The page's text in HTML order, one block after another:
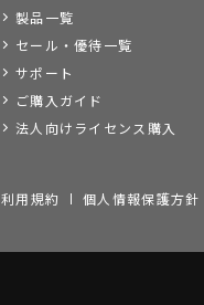
製品一覧
セール・優待一覧
サポート
ご購入ガイド
法人向けライセンス購入
利用規約 個人情報保護方針